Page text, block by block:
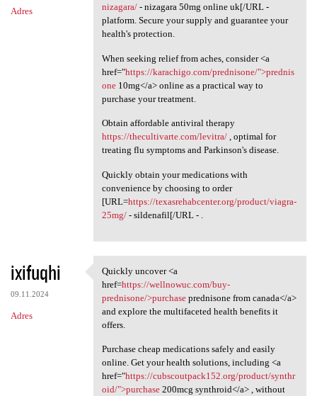
Adres
nizagara/- nizagara 50mg online uk[/URL -
platform. Secure your supply and guarantee your
health's protection.
When seeking relief from aches, consider <a
href="https://karachigo.com/prednisone/">prednis
one10mg</a> online as a practical way to
purchase your treatment.
Obtain affordable antiviral therapy
https://thecultivarte.com/levitra/, optimal for
treating flu symptoms and Parkinson's disease.
Quickly obtain your medications with
convenience by choosing to order
[URL=https://texasrehabcenter.org/product/viagra-
25mg/- sildenafil[/URL - .
ixifuqhi
09.11.2024
Adres
Quickly uncover <a href=https
Quickly uncover <a
href=https://wellnowuc.com/buy-
prednisone/>purchaseprednisone from canada</a>
and explore the multifaceted health benefits it
offers.
Purchase cheap medications safely and easily
online. Get your health solutions, including <a
href="https://cubscoutpack152.org/product/synthr
oid/">purchase200mcg synthroid</a> , without